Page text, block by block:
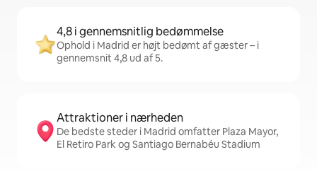
4,8 i gennemsnitlig bedømmelse
Ophold i Madrid er højt bedømt af gæster – i
gennemsnit 4,8 ud af 5.
Attraktioner i nærheden
De bedste steder i Madrid omfatter Plaza Mayor,
El Retiro Park og Santiago Bernabéu Stadium